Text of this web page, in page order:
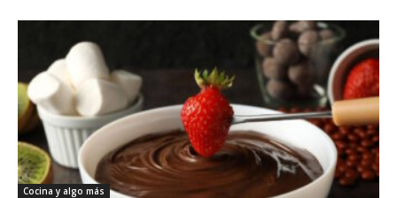
Cocina y algo más